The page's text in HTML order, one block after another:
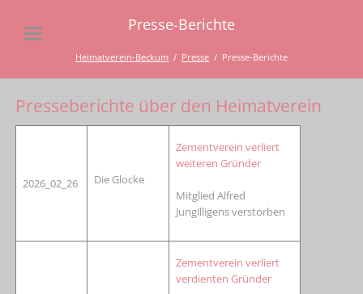
Presse-Berichte
Heimatverein-Beckum Presse Presse-Berichte
Presseberichte über den Heimatverein
2026_02_26 Die Glocke
Zementverein verliert
weiteren Gründer
Mitglied Alfred
Jungilligens verstorben
Zementverein verliert
verdienten Gründer